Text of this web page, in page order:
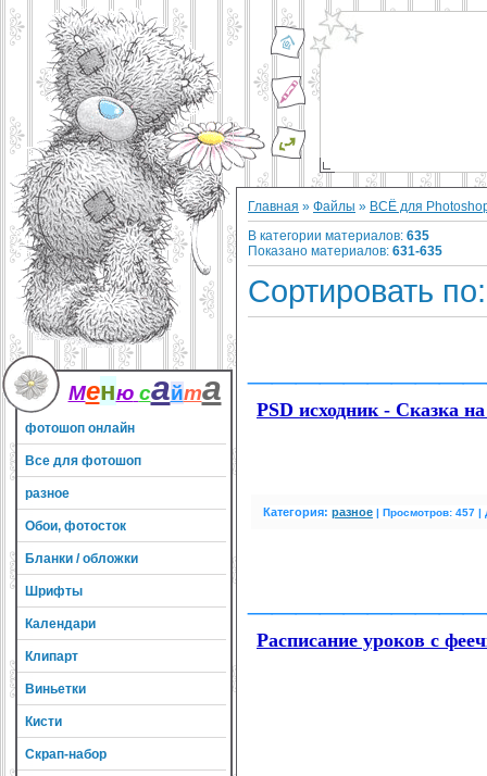
Меню сайта
фотошоп онлайн
Все для фотошоп
разное
Обои, фотосток
Бланки / обложки
Шрифты
Календари
Клипарт
Виньетки
Кисти
Скрап-набор
Главная » Файлы » ВСЁ для
В категории материалов: 635
Показано материалов: 631-635
Сортировать по
PSD исходник - Сказка
Категория: разное | Просмотров: 457 |
Расписание уроков с